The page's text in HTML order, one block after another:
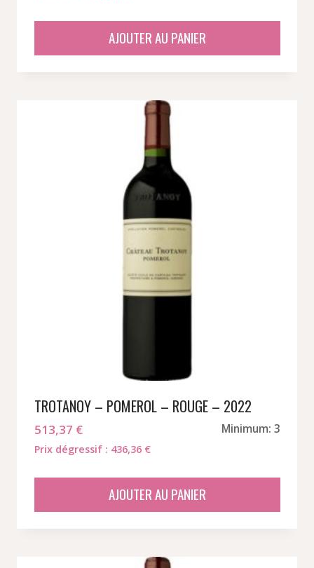
était :
est :
AJOUTER AU PANIER
TROTANOY – POMEROL – ROUGE – 2022
513,37 € Minimum: 3
Prix dégressif : 436,36 €
AJOUTER AU PANIER